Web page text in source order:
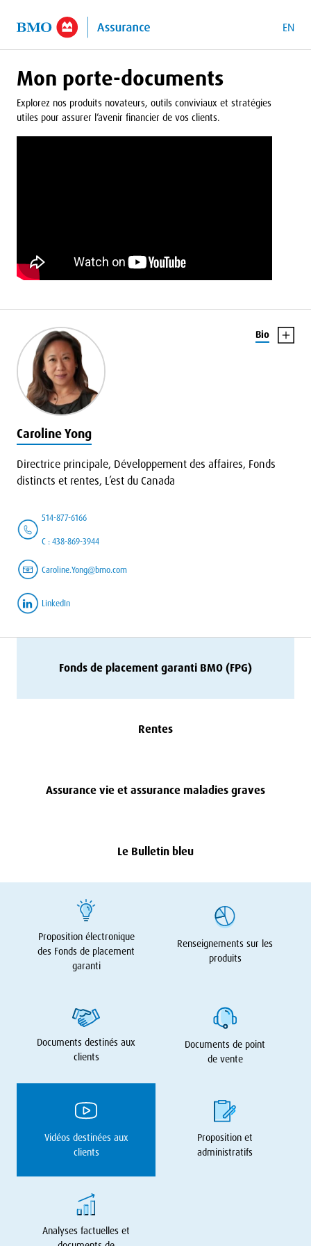
EN
Mon porte-documents
Explorez nos produits novateurs, outils conviviaux et stratégies
utiles pour assurer l’avenir financier de vos clients.
Caroline Yong
Directrice principale, Développement des affaires, Fonds
distincts et rentes, L’est du Canada
514-877-6166
C : 438-869-3944
Caroline.Yong@bmo.com
LinkedIn
Bio
Fonds de placement garanti BMO(FPG)
Rentes
Assurance vie et assurance maladies graves
Le Bulletin bleu
Proposition électronique
des Fonds de placement
garanti
Renseignements sur les
produits
Documents destinés aux
clients
Documents de point
de vente
Vidéos destinées aux
clients
Proposition et
administratifs
Analyses factuelles et